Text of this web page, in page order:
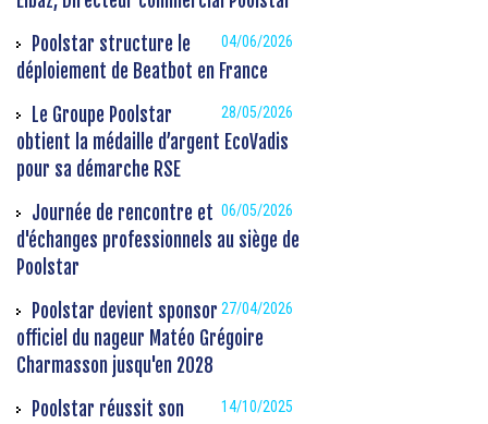
04/06/2026
Poolstar structure le
déploiement de Beatbot en France
28/05/2026
Le Groupe Poolstar
obtient la médaille d’argent EcoVadis
pour sa démarche RSE
06/05/2026
Journée de rencontre et
d'échanges professionnels au siège de
Poolstar
27/04/2026
Poolstar devient sponsor
officiel du nageur Matéo Grégoire
Charmasson jusqu'en 2028
14/10/2025
Poolstar réussit son